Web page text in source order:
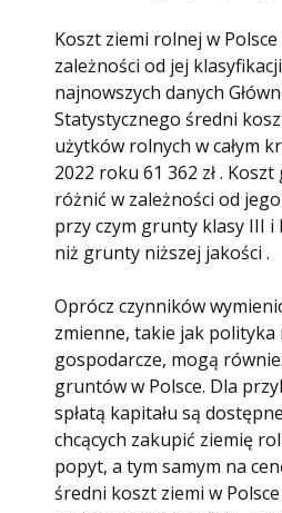
Koszt ziemi rolnej w
zależności od jej
najnowszych danych
Statystycznego średni
użytków rolnych w całym
2022 roku 61 362 zł .
różnić w zależności od
przy czym grunty klasy III i
niż grunty niższej jakości .
Oprócz czynników
zmienne, takie jak
gospodarcze, mogą
gruntów w Polsce. Dla
spłatą kapitału są
chcących zakupić ziemię
popyt, a tym samym na
średni koszt ziemi w